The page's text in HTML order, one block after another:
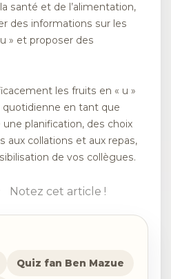
santé et de l’alimentation,
des informations sur les
» et proposer des
les fruits en « u »
en tant que
planification, des choix
aux collations et aux repas,
de vos collègues.
Notez cet article !
Quiz fan Ben Mazue